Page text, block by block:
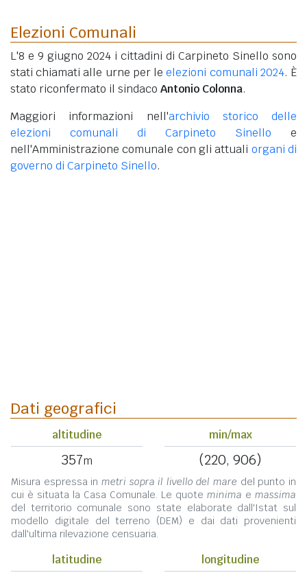
Elezioni Comunali
L'8 e 9 giugno 2024 i cittadini di Carpineto Sinello sono
stati chiamati alle urne per leelezioni comunali 2024. È
stato riconfermato il sindaco Antonio Colonna.
Maggiori informazioni nell'archivio storico delle
elezioni comunali di Carpineto Sinello e
nell'Amministrazione comunale con gli attuali organi di
governo di Carpineto Sinello.
Dati geografici
altitudine
357m
min/max
(220, 906)
Misura espressa in metri sopra il livello del mare del punto in
cui è situata la Casa Comunale. Le quote minima e massima
del territorio comunale sono state elaborate dall'Istat sul
modello digitale del terreno (DEM) e dai dati provenienti
dall'ultima rilevazione censuaria.
latitudine longitudine